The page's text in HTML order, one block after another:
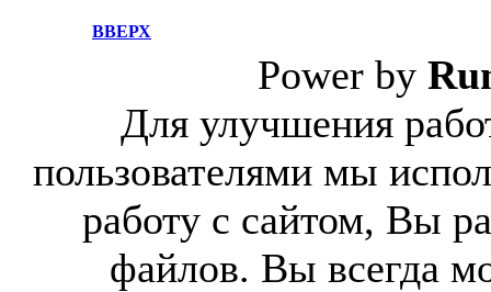
ВВЕРХ
Power by
Для улучшения
пользователями мы
работу с сайтом, Вы
файлов. Вы всегда